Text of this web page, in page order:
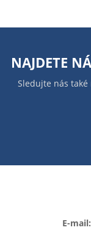
NAJDETE
Sledujte nás
E-mail: